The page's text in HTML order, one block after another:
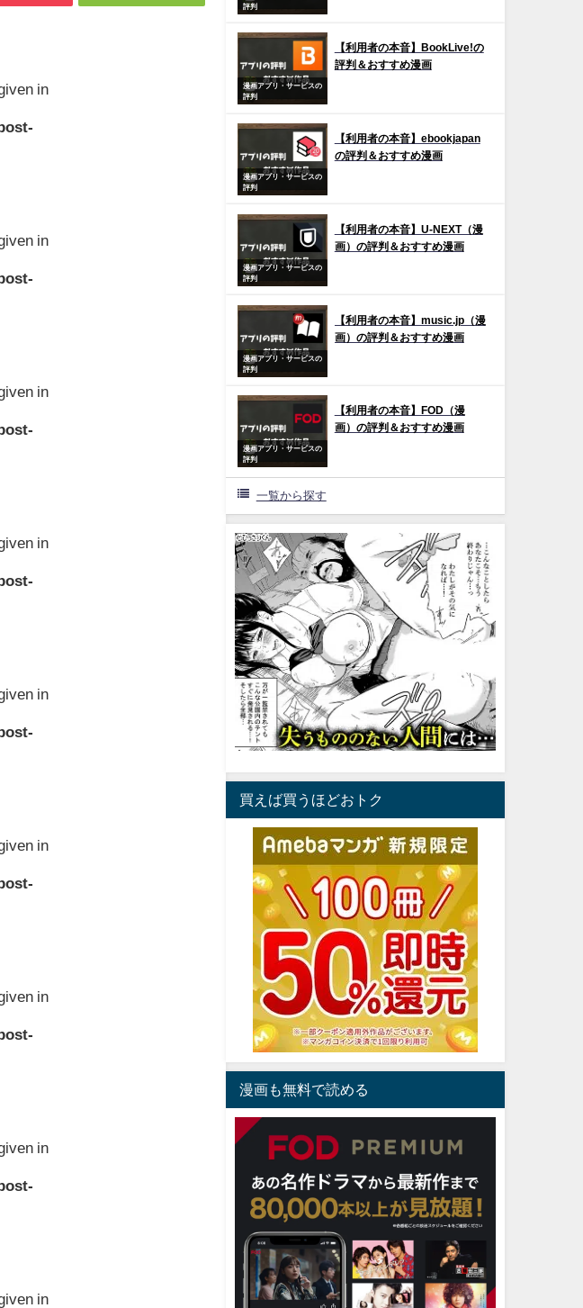
in
in
in
in
in
in
in
in
in
評判
漫画アプリ・サービスの
評判
【利用者の本音】BookLive!の
評判＆おすすめ漫画
漫画アプリ・サービスの
評判
【利用者の本音】ebookjapan
の評判＆おすすめ漫画
漫画アプリ・サービスの
評判
【利用者の本音】U-NEXT（漫
画）の評判＆おすすめ漫画
漫画アプリ・サービスの
評判
【利用者の本音】music.jp（漫
画）の評判＆おすすめ漫画
漫画アプリ・サービスの
評判
【利用者の本音】FOD（漫
画）の評判＆おすすめ漫画
一覧から探す
買えば買うほどおトク
漫画も無料で読める